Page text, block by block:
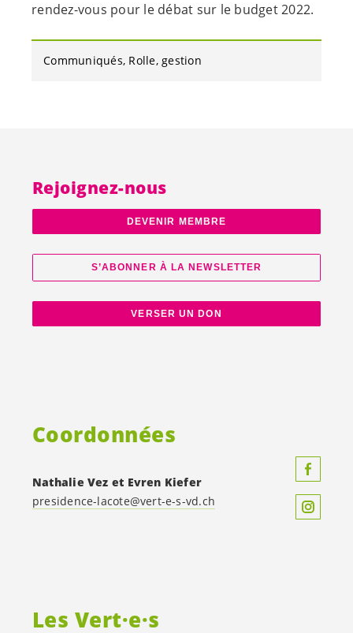
rendez-vous pour le débat sur le budget 2022.
Communiqués Rolle gestion
Les Vert·e·s
Rejoignez-nous
DEVENIR MEMBRE
S’ABONNER À LA NEWSLETTER
VERSER UN DON
Coordonnées
Nathalie Vez et Evren Kiefer
presidence-lacote@vert-e-s-vd.ch